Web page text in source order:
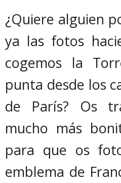
¿Quiere alguien
ya las fotos
cogemos la
punta desde los
de París? Os
mucho más
para que os
emblema de